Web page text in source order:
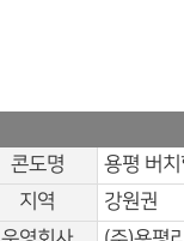
콘도명
용평 버
지역
강원권